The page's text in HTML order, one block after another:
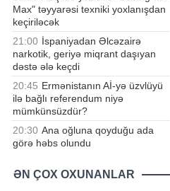
Max" təyyarəsi texniki yoxlanışdan
keçiriləcək
21:00 İspaniyadan Əlcəzairə
narkotik, geriyə miqrant daşıyan
dəstə ələ keçdi
20:45 Ermənistanın Aİ-yə üzvlüyü
ilə bağlı referendum niyə
mümkünsüzdür?
20:30 Ana oğluna qoyduğu ada
görə həbs olundu
ƏN ÇOX OXUNANLAR